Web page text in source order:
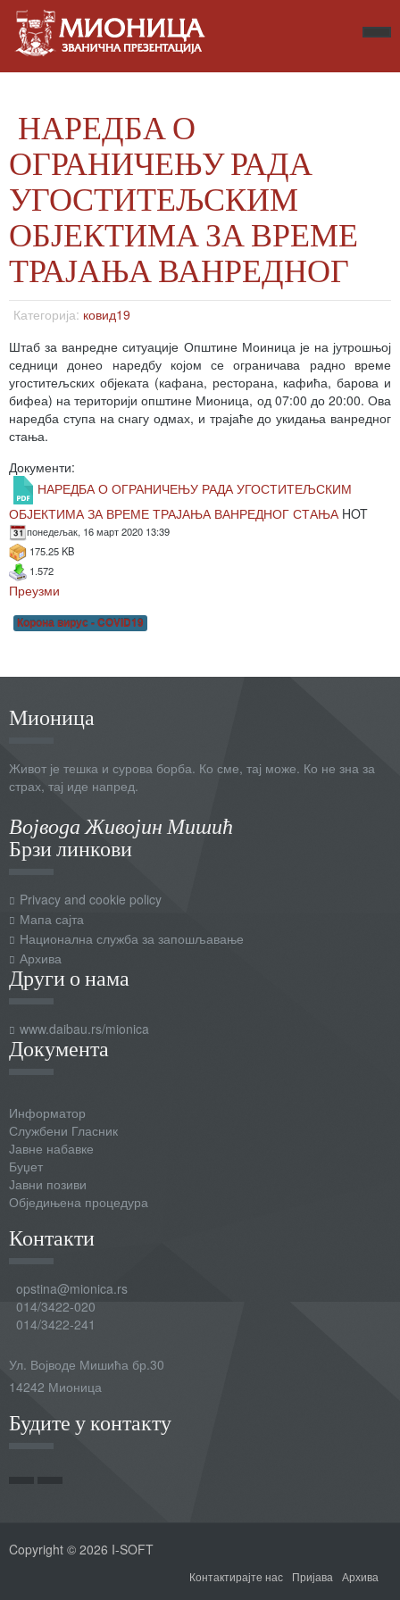
НАРЕДБА О
ОГРАНИЧЕЊУ РАДА
УГОСТИТЕЉСКИМ
ОБЈЕКТИМА ЗА ВРЕМЕ
ТРАЈАЊА ВАНРЕДНОГ
Категорија: ковид19
Штаб за ванредне ситуације Општине Моиница је на јутрошњој
седници донео наредбу којом се ограничава радно време
угоститељских објеката (кафана, ресторана, кафића, барова и
бифеа) на територији општине Мионица, од 07:00 до 20:00. Ова
наредба ступа на снагу одмах, и трајаће до укидања ванредног
стања.
Документи:
НАРЕДБА О ОГРАНИЧЕЊУ РАДА УГОСТИТЕЉСКИМ
ОБЈЕКТИМА ЗА ВРЕМЕ ТРАЈАЊА ВАНРЕДНОГ СТАЊА HOT
понедељак, 16 март 2020 13:39
175.25 KB
1.572
Преузми
Корона вирус - COVID19
Мионица
Живот је тешка и сурова борба. Ко сме, тај може. Ко не зна за
страх, тај иде напред.
Војвода Живојин Мишић
Брзи линкови
Privacy and cookie policy
Мапа сајта
Национална служба за запошљавање
Архива
Други о нама
www.daibau.rs/mionica
Документа
Информатор
Службени Гласник
Јавне набавке
Буџет
Јавни позиви
Обједињена процедура
Контакти
opstina@mionica.rs
014/3422-020
014/3422-241
Ул. Војводе Мишића бр.30
14242 Мионица
Будите у контакту
Copyright © 2026 I-SOFT
Контактирајте нас Пријава Архива